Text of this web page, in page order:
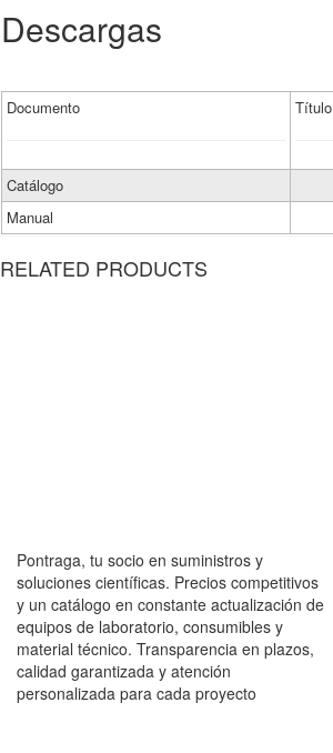
Descargas
Documento Título
Catálogo
Manual
RELATED PRODUCTS
Pontraga, tu socio en suministros y
soluciones científicas. Precios competitivos
y un catálogo en constante actualización de
equipos de laboratorio, consumibles y
material técnico. Transparencia en plazos,
calidad garantizada y atención
personalizada para cada proyecto